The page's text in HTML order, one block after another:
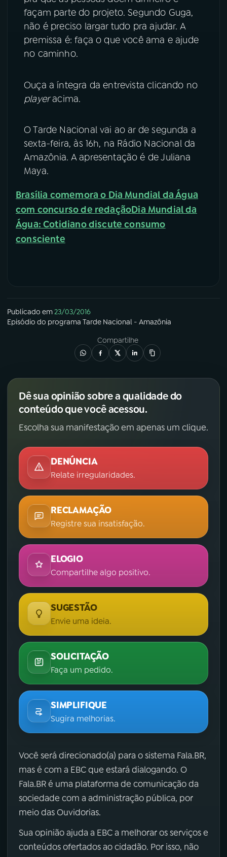
façam parte do projeto. Segundo Guga,
não é preciso largar tudo pra ajudar. A
premissa é: faça o que você ama e ajude
no caminho.
Ouça a íntegra da entrevista clicando no
playeracima.
O Tarde Nacional vai ao ar de segunda a
sexta-feira, às 16h, na Rádio Nacional da
Amazônia. A apresentação é de Juliana
Maya.
Brasília comemora o Dia Mundial da Água
com concurso de redaçãoDia Mundial da
Água: Cotidiano discute consumo
consciente
Publicado em23/03/2016
Episódio do programa Tarde Nacional - Amazônia
Compartilhe
Dê sua opinião sobre a qualidade do
conteúdo que você acessou.
Escolha sua manifestação em apenas um clique.
DENÚNCIA
Relate irregularidades.
RECLAMAÇÃO
Registre sua insatisfação.
ELOGIO
Compartilhe algo positivo.
SUGESTÃO
Envie uma ideia.
SOLICITAÇÃO
Faça um pedido.
SIMPLIFIQUE
Sugira melhorias.
Você será direcionado(a) para o sistema Fala.BR,
mas é com a EBC que estará dialogando. O
Fala.BR é uma plataforma de comunicação da
sociedade com a administração pública, por
meio das Ouvidorias.
Sua opinião ajuda a EBC a melhorar os serviços e
conteúdos ofertados ao cidadão. Por isso, não